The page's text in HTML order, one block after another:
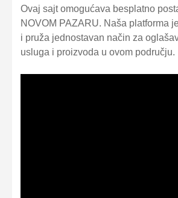
Ovaj sajt omogućava besplatno
NOVOM PAZARU. Naša platforma
i pruža jednostavan način za
usluga i proizvoda u ovom području.